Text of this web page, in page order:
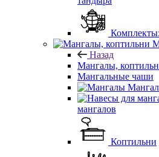
Назад
Мангалы,
Мангальные чаши
мангалов
Коптильни